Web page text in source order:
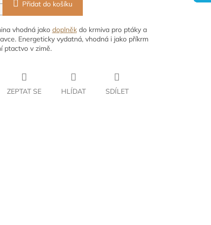
Přidat do košíku
vhodná jako doplněkdo krmiva pro ptáky a
Energeticky vydatná, vhodná i jako příkrm
ptactvo v zimě.
ZEPTAT SE HLÍDAT SDÍLET